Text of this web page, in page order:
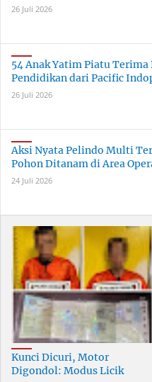
26 Juli 2026
54 Anak Yatim Piatu Terima
Pendidikan dari Pacific
26 Juli 2026
Aksi Nyata Pelindo Multi
Pohon Ditanam di Area
24 Juli 2026
Kunci Dicuri, Motor
Digondol: Modus Licik